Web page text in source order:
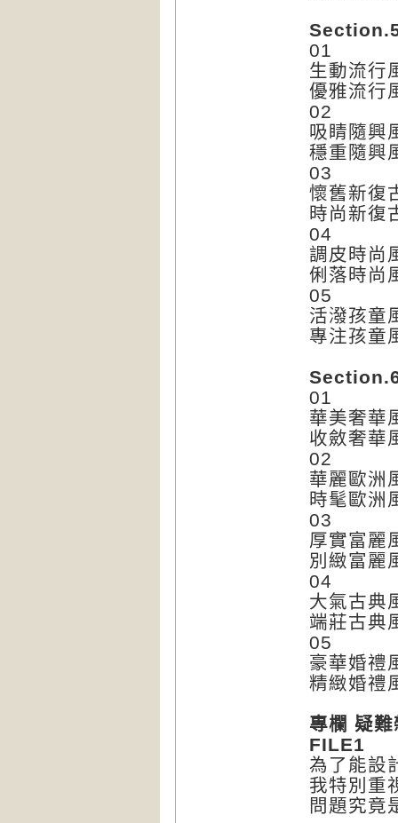
01
生動流行
優雅流行
02
吸睛隨興
穩重隨興
03
懷舊新復
時尚新復
04
調皮時尚
俐落時尚
05
活潑孩童
專注孩童
01
華美奢華
收斂奢華
02
華麗歐洲
時髦歐洲
03
厚實富麗
別緻富麗
04
大氣古典
端莊古典
05
豪華婚禮
精緻婚禮
專欄 疑
FILE1
為了能設
我特別重
問題究竟